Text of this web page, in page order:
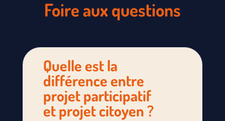
Foire aux questions
Quelle est la
différence entre
projet participatif
et projet citoyen ?